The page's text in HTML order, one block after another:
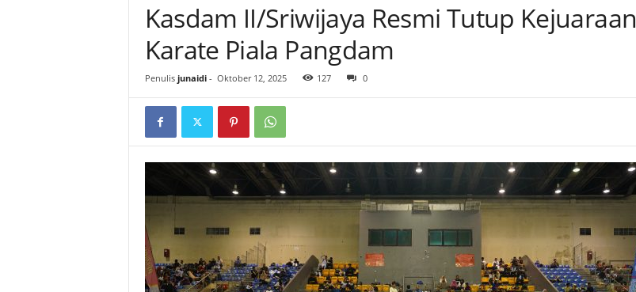
Kasdam II/Sriwijaya Resmi Tutup Kejuaraan
Karate Piala Pangdam
Penulis junaidi- Oktober 12, 2025 127 0